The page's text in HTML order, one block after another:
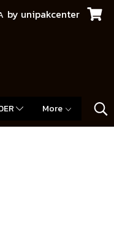
by unipakcenter
More